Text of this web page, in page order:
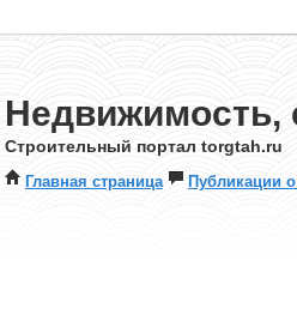
Недвижимость,
Строительный портал torgtah.ru
Главная страница Публикации